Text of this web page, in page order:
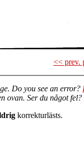
<< prev.
Do you see an error?
ovan. Ser du något fel?
korrekturlästs.